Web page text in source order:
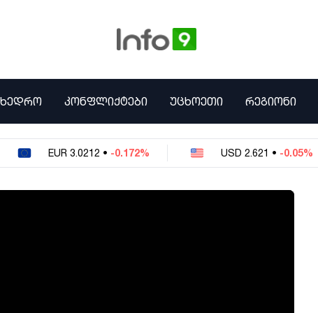
ᲙᲝᲜᲤᲚᲘᲥᲢᲔᲑᲘ ᲣᲪᲮᲝᲔᲗᲘ ᲠᲔᲒᲘᲝᲜᲘ
EUR 3.0212 • -0.172% USD 2.621 • -0.05%